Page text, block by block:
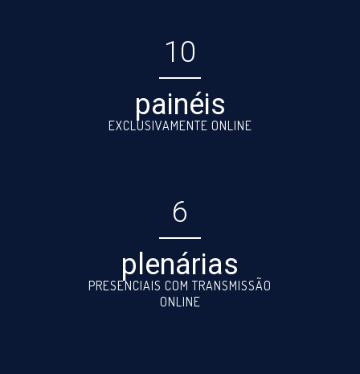
10
painéis
EXCLUSIVAMENTE ONLINE
6
plenárias
PRESENCIAIS COM TRANSMISSÃO
ONLINE